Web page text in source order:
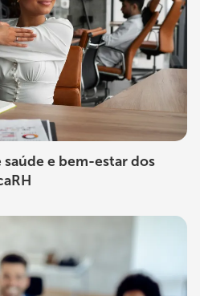
saúde e bem-estar dos